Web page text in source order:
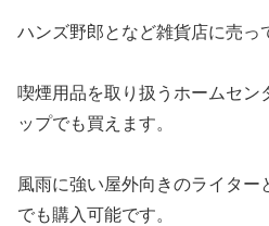
ハンズ野郎となど雑貨店に売っ
喫煙用品を取り扱うホームセン
ップでも買えます。
風雨に強い屋外向きのライタ
でも購入可能です。